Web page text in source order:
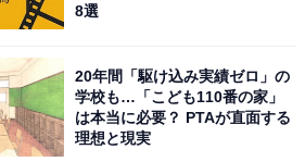
8選
20年間「駆け込み実績ゼロ」の
学校も…「こども110番の家」
は本当に必要？ PTAが直面する
理想と現実